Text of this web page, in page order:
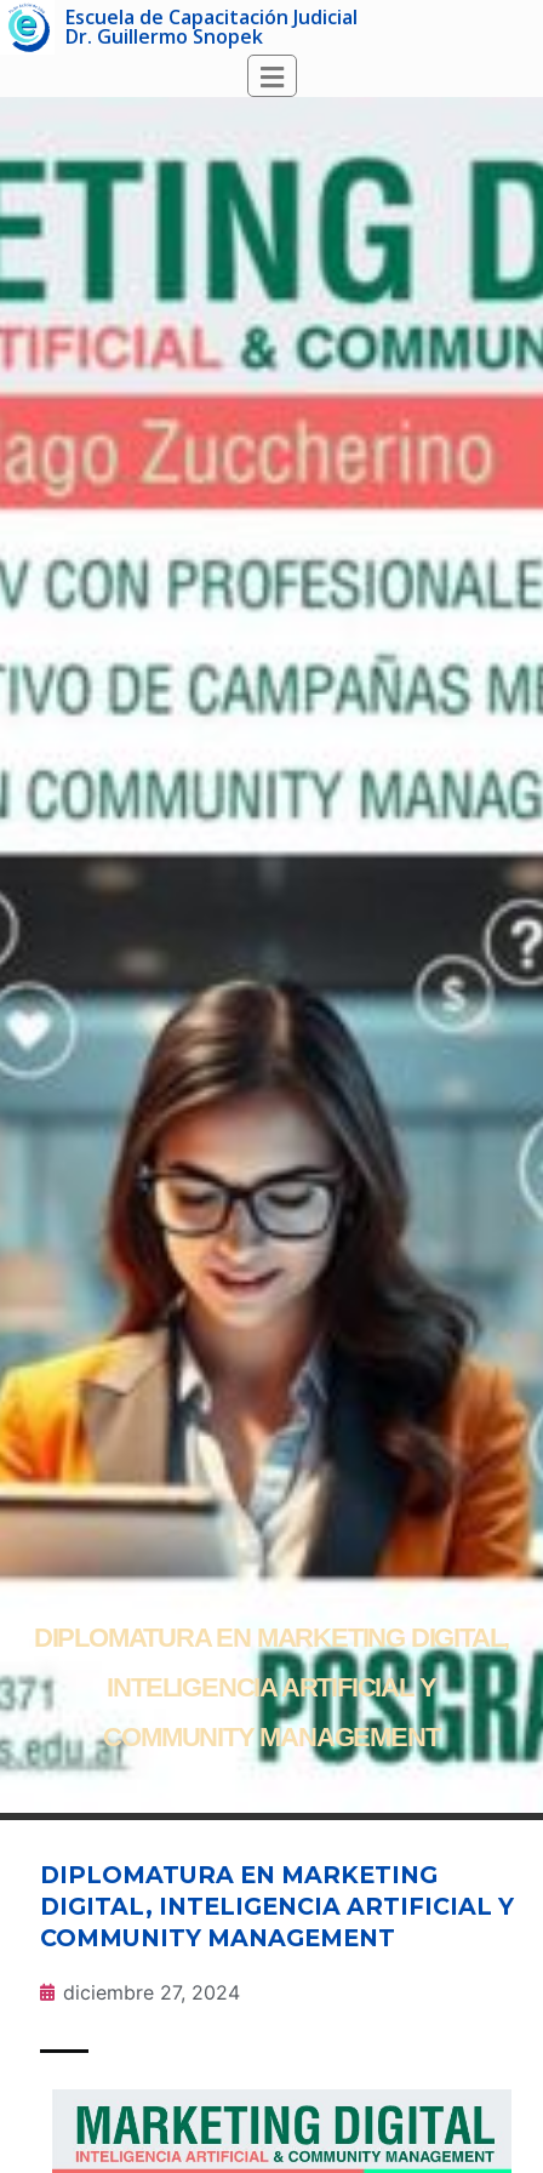
Escuela de Capacitación Judicial
Dr. Guillermo Snopek
DIPLOMATURA EN MARKETING DIGITAL,
INTELIGENCIA ARTIFICIAL Y
COMMUNITY MANAGEMENT
DIPLOMATURA EN MARKETING
DIGITAL, INTELIGENCIA ARTIFICIAL Y
COMMUNITY MANAGEMENT
diciembre 27, 2024